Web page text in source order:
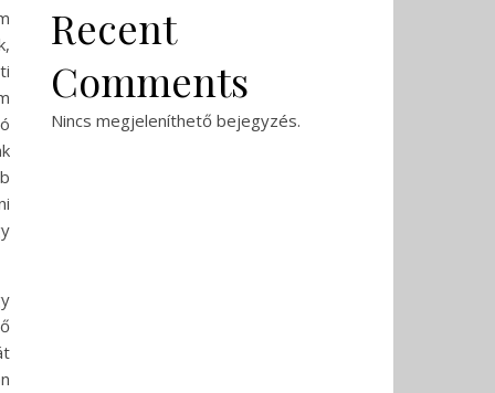
Recent
Comments
Nincs megjeleníthető bejegyzés.